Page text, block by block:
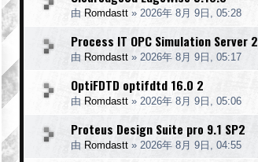
由 Romdastt » 2026年 8月 9日, 05:28
Process IT OPC Simulation Server 2
由 Romdastt » 2026年 8月 9日, 05:17
OptiFDTD optifdtd 16.0 2
由 Romdastt » 2026年 8月 9日, 05:06
Proteus Design Suite pro 9.1 SP2
由 Romdastt » 2026年 8月 9日, 04:55